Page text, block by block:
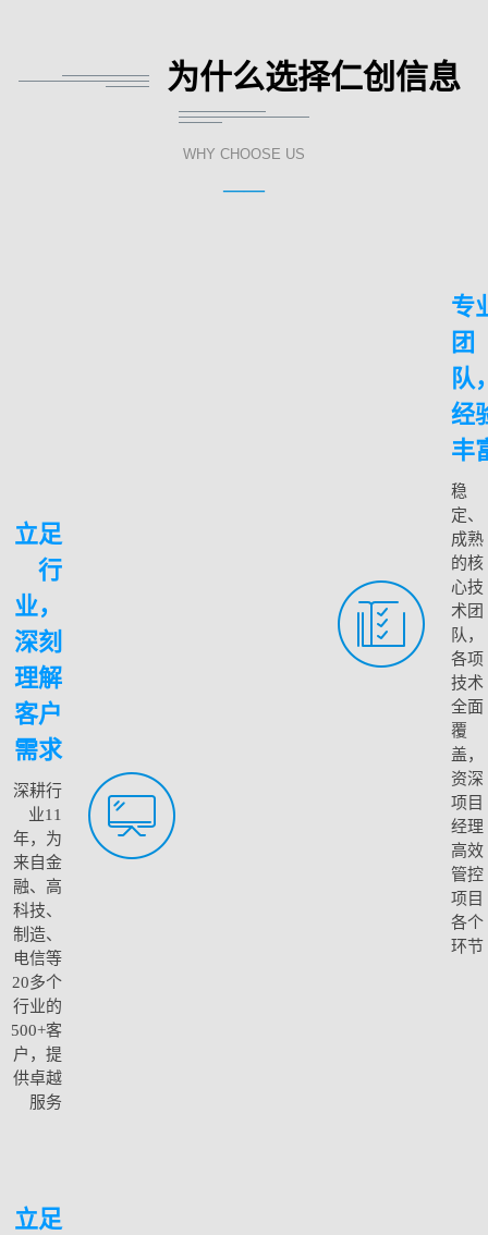
为什么选择仁创信息
WHY CHOOSE US
——
立足
行
业，
深刻
理解
客户
需求
深耕行
业11
年，为
来自金
融、高
科技、
制造、
电信等
20多个
行业的
500+客
户，提
供卓越
服务
立足
专
团
队
经
丰
稳
定、
成熟
的核
心技
术团
队，
各项
技术
全面
覆
盖，
资深
项目
经理
高效
管控
项目
各个
环节